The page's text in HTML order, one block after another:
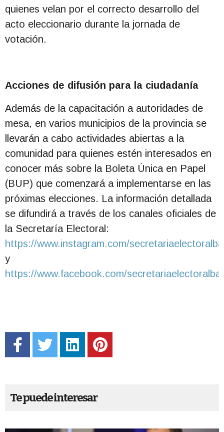
quienes velan por el correcto desarrollo del
acto eleccionario durante la jornada de
votación.
Acciones de difusión para la ciudadanía
Además de la capacitación a autoridades de
mesa, en varios municipios de la provincia se
llevarán a cabo actividades abiertas a la
comunidad para quienes estén interesados en
conocer más sobre la Boleta Única en Papel
(BUP) que comenzará a implementarse en las
próximas elecciones. La información detallada
se difundirá a través de los canales oficiales de
la Secretaría Electoral:
https://www.instagram.com/
y
https://www.facebook.com/secretariaelectoralba
Te puede interesar